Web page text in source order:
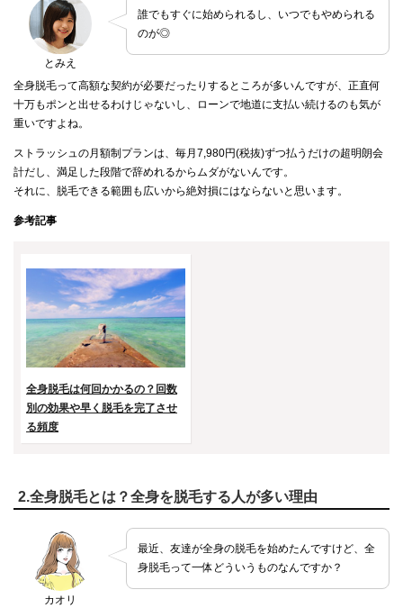
とみえ
誰でもすぐに始められるし、いつでもやめられる
のが◎
全身脱毛って高額な契約が必要だったりするところが多いんですが、正直何
十万もポンと出せるわけじゃないし、ローンで地道に支払い続けるのも気が
重いですよね。
ストラッシュの月額制プランは、毎月7,980円(税抜)ずつ払うだけの超明朗会
計だし、満足した段階で辞めれるからムダがないんです。
それに、脱毛できる範囲も広いから絶対損にはならないと思います。
参考記事
全身脱毛は何回かかるの？回数
別の効果や早く脱毛を完了させ
る頻度
2.全身脱毛とは？全身を脱毛する人が多い理由
カオリ
最近、友達が全身の脱毛を始めたんですけど、全
身脱毛って一体どういうものなんですか？